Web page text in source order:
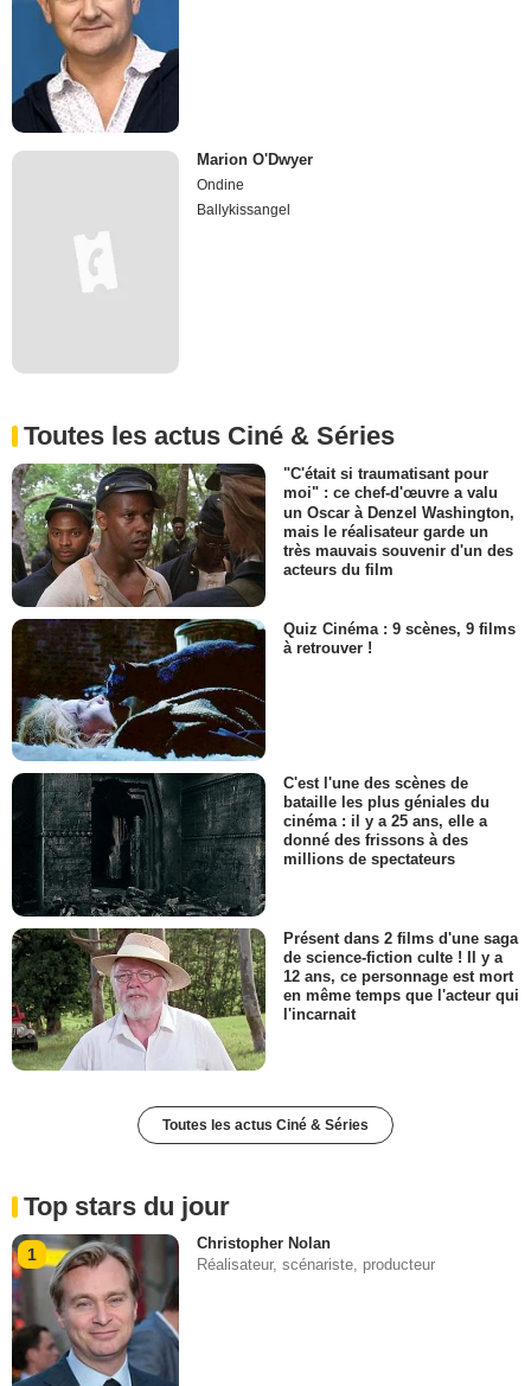
Marion O'Dwyer
Ondine
Ballykissangel
Toutes les actus Ciné & Séries
"C'était si traumatisant pour
moi" : ce chef-d'œuvre a valu
un Oscar à Denzel Washington,
mais le réalisateur garde un
très mauvais souvenir d'un des
acteurs du film
Quiz Cinéma : 9 scènes, 9 films
à retrouver !
C'est l'une des scènes de
bataille les plus géniales du
cinéma : il y a 25 ans, elle a
donné des frissons à des
millions de spectateurs
Présent dans 2 films d'une saga
de science-fiction culte ! Il y a
12 ans, ce personnage est mort
en même temps que l'acteur qui
l'incarnait
Toutes les actus Ciné & Séries
Top stars du jour
1
Christopher Nolan
Réalisateur, scénariste, producteur